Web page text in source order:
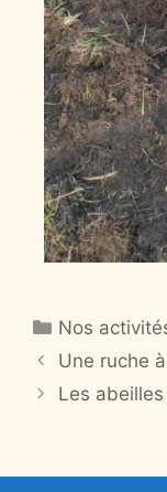
Nos
Une ruche
Les